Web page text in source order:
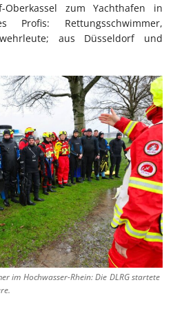
Oberkassel zum Yachthafen in
Profis: Rettungsschwimmer,
aus Düsseldorf und
im Hochwasser-Rhein: Die DLRG startete